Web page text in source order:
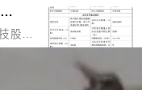
的设
最
LLM
用来
股份
，杭